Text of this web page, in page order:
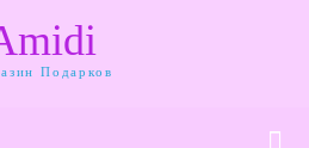
Подарков